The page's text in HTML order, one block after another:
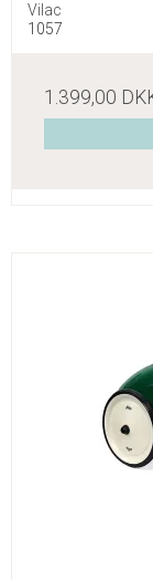
Vilac
1057
1.399,00